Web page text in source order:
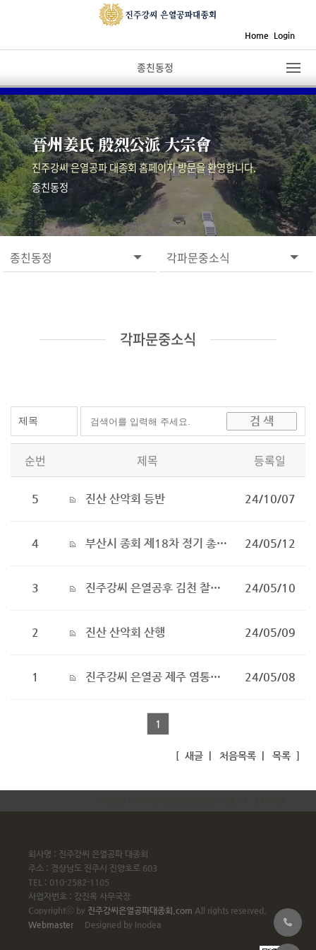
Home Login
종친동정
晉州姜氏 殷烈公派 大宗會
진주강씨 은열공파 대종회 홈페이지 방문을 환영합니다.
종친동정
종친동정 각파문중소식
각파문중소식
순번 제목 등록일
5 진산 산악회 등반 24/10/07
4 부산시 종회 제18차 정기 총회 및 두방산악회 송년의 밤 개최 24/05/12
3 진주강씨 은열공후 김천 찰방공파의 역사적 전개와 자동서원(紫東書院) 학술대회 개최 24/05/10
2 진산 산악회 산행 24/05/09
1 진주강씨 은열공 제주 염통악파 종친회 입도조 24/05/08
1
[ 새글| 처음목록| 목록]
회사명 : 진주강씨 은열공파 대종회
주소 : 경상남도 진주시 진양호로 603
TEL : 010-2582-1105
사업자번호 : 강진옥 사무국장
Copyrightⓒ by 진주강씨은열공파대종회.com All rights reserved.
Webmaster
Designed by Inodea